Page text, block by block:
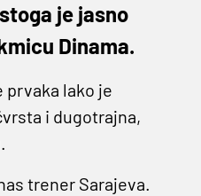
je jasno
Dinama.
lako je
i dugotrajna,
trener Sarajeva.